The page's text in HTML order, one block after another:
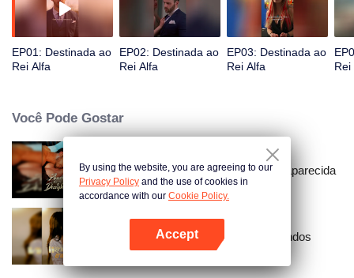
Abra o programa
EP01: Destinada ao
Rei Alfa
EP02: Destinada ao
Rei Alfa
EP03: Destinada ao
Rei Alfa
Rei
Você Pode Gostar
Amarrado à Minha Esposa Desaparecida
Ressentimento Através dos Mundos
By using the website, you are agreeing to our
Privacy Policy and the use of cookies in
accordance with our Cookie Policy.
Accept